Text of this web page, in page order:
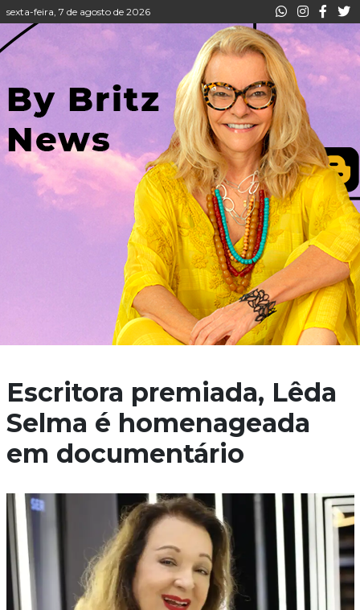
sexta-feira, 7 de agosto de 2026
Escritora premiada, Lêda
Selma é homenageada
em documentário